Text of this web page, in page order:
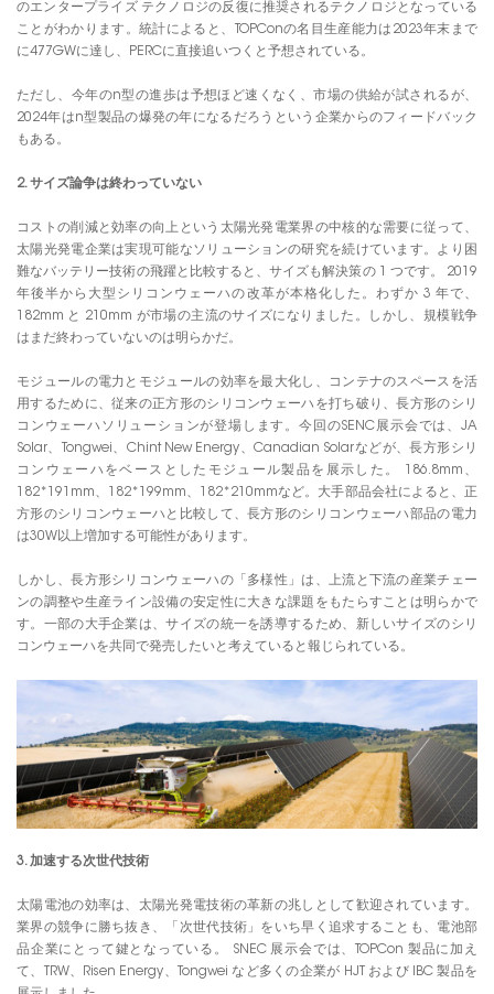
のエンタープライズ テクノロジの反復に推奨されるテクノロジとなっている
ことがわかります。統計によると、TOPConの名目生産能力は2023年末まで
に477GWに達し、PERCに直接追いつくと予想されている。
ただし、今年のn型の進歩は予想ほど速くなく、市場の供給が試されるが、
2024年はn型製品の爆発の年になるだろうという企業からのフィードバック
もある。
2. サイズ論争は終わっていない
コストの削減と効率の向上という太陽光発電業界の中核的な需要に従って、
太陽光発電企業は実現可能なソリューションの研究を続けています。より困
難なバッテリー技術の飛躍と比較すると、サイズも解決策の 1 つです。 2019
年後半から大型シリコンウェーハの改革が本格化した。わずか 3 年で、
182mm と 210mm が市場の主流のサイズになりました。しかし、規模戦争
はまだ終わっていないのは明らかだ。
モジュールの電力とモジュールの効率を最大化し、コンテナのスペースを活
用するために、従来の正方形のシリコンウェーハを打ち破り、長方形のシリ
コンウェーハソリューションが登場します。今回のSENC展示会では、JA
Solar、Tongwei、Chint New Energy、Canadian Solarなどが、長方形シリ
コンウェーハをベースとしたモジュール製品を展示した。 186.8mm、
182*191mm、182*199mm、182*210mmなど。大手部品会社によると、正
方形のシリコンウェーハと比較して、長方形のシリコンウェーハ部品の電力
は30W以上増加する可能性があります。
しかし、長方形シリコンウェーハの「多様性」は、上流と下流の産業チェー
ンの調整や生産ライン設備の安定性に大きな課題をもたらすことは明らかで
す。一部の大手企業は、サイズの統一を誘導するため、新しいサイズのシリ
コンウェーハを共同で発売したいと考えていると報じられている。
3. 加速する次世代技術
太陽電池の効率は、太陽光発電技術の革新の兆しとして歓迎されています。
業界の競争に勝ち抜き、「次世代技術」をいち早く追求することも、電池部
品企業にとって鍵となっている。 SNEC 展示会では、TOPCon 製品に加え
て、TRW、Risen Energy、Tongwei など多くの企業が HJT および IBC 製品を